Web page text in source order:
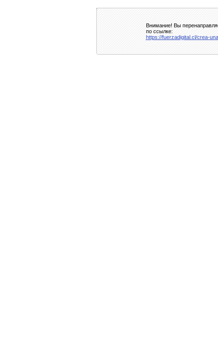
Внимание! Вы
по ссылке:
https://fuerzadigital.cl/crea-